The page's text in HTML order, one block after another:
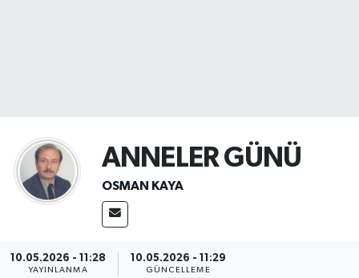
ANNELER GÜNÜ
OSMAN KAYA
10.05.2026 - 11:28
YAYINLANMA
10.05.2026 - 11:29
GÜNCELLEME
Spor
Yaşam